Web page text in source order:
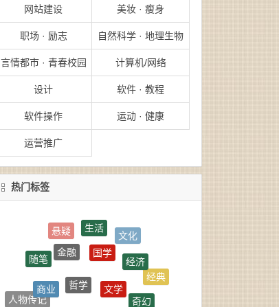
网站建设 美妆 · 瘦身
职场 · 励志 自然科学 · 地理生物
言情都市 · 青春校园 计算机/网络
设计 软件 · 教程
软件操作 运动 · 健康
运营推广
热门标签
悬疑
生活
文化
随笔
金融
国学
经典
人物传记
文学